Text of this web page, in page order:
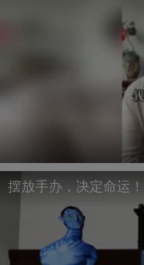
摆放手办，决定命运！